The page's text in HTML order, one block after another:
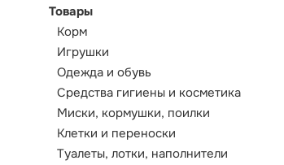
Товары
Корм
Игрушки
Одежда и обувь
Средства гигиены и косметика
Миски, кормушки, поилки
Клетки и переноски
Туалеты, лотки, наполнители